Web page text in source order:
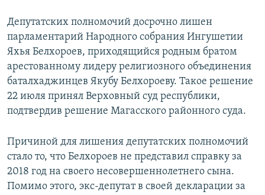
Все сайты РСЕ/РС
Депутатских полномочий досрочно лишен
парламентарий Народного собрания Ингушетии
Яхья Белхороев, приходящийся родным братом
арестованному лидеру религиозного объединения
баталхаджинцев Якубу Белхороеву. Такое решение
22 июля принял Верховный суд республики,
подтвердив решение Магасского районного суда.
Причиной для лишения депутатских полномочий
стало то, что Белхороев не представил справку за
2018 год на своего несовершеннолетнего сына.
Помимо этого, экс-депутат в своей декларации за